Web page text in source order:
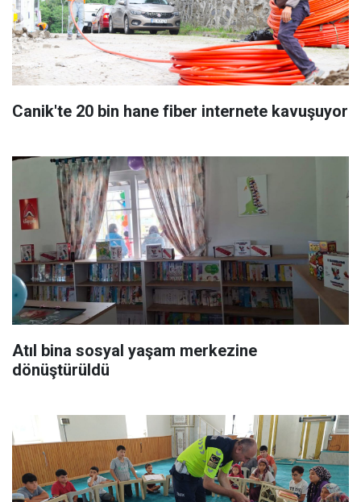
Canik'te 20 bin hane fiber internete kavuşuyor
Atıl bina sosyal yaşam merkezine
dönüştürüldü